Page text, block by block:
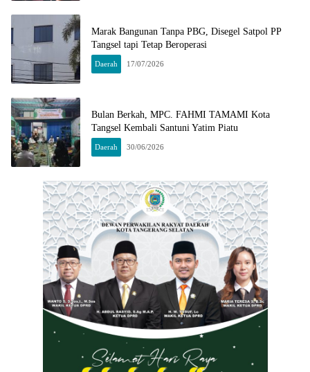
Marak Bangunan Tanpa PBG, Disegel Satpol PP
Tangsel tapi Tetap Beroperasi
Daerah 17/07/2026
Bulan Berkah, MPC. FAHMI TAMAMI Kota
Tangsel Kembali Santuni Yatim Piatu
Daerah 30/06/2026